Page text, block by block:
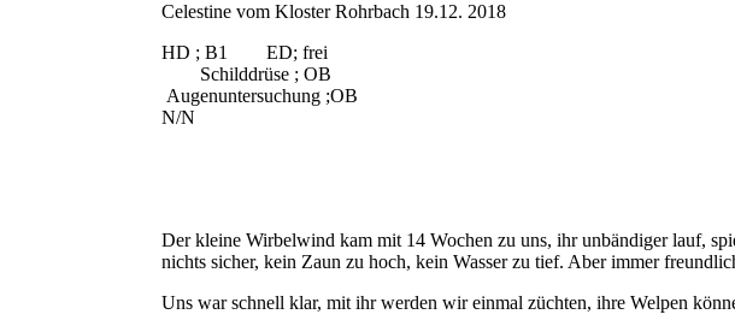
Celestine vom Kloster Rohrbach 19.12. 2018
HD ;
N/N
Der kleine Wirbelwind kam mit 14 Wochen zu uns, ihr unbändiger lauf,
nichts sicher, kein Zaun zu hoch, kein Wasser zu tief. Aber immer
Uns war schnell klar, mit ihr werden wir einmal züchten, ihre Welpen